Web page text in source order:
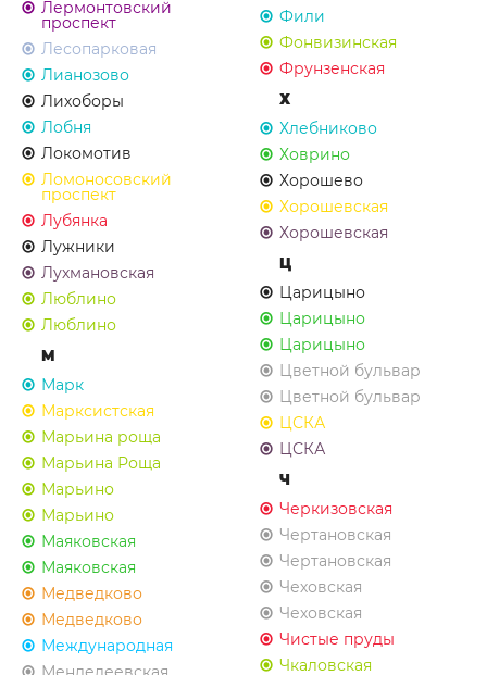
Лермонтовский
проспект
Лесопарковая
Лианозово
Лихоборы
Лобня
Локомотив
Ломоносовский
проспект
Лубянка
Лужники
Лухмановская
Люблино
Люблино
М
Марк
Марксистская
Марьина роща
Марьина Роща
Марьино
Марьино
Маяковская
Маяковская
Медведково
Медведково
Международная
Фили
Фонвизинская
Фрунзенская
Х
Хлебниково
Ховрино
Хорошево
Хорошевская
Хорошевская
Ц
Царицыно
Царицыно
Царицыно
Цветной бульвар
Цветной бульвар
ЦСКА
ЦСКА
Ч
Черкизовская
Чертановская
Чертановская
Чеховская
Чеховская
Чистые пруды
Чкаловская